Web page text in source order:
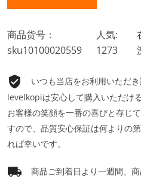
商品货号：
sku10100020559
人気:
1273
いつも当店をお利用いただ
levelkopiは安心して購入いただけ
お客様の笑顔を一番の喜びと存じ
すので、品質安心保証は何よりの
れば幸いです。
商品ご到着日より一週間、